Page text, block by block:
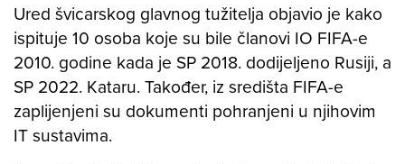
Ured švicarskog glavnog tužitelja objavio je kako
ispituje 10 osoba koje su bile članovi IO FIFA-e
2010. godine kada je SP 2018. dodijeljeno Rusiji, a
SP 2022. Kataru. Također, iz središta FIFA-e
zaplijenjeni su dokumenti pohranjeni u njihovim
IT sustavima.